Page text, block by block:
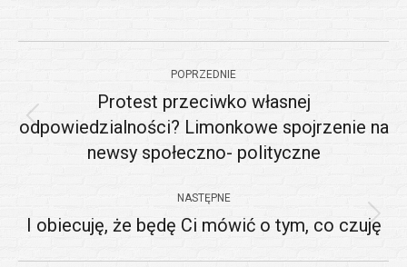
wpisów
POPRZEDNIE
Poprzedni
wpis:
Protest przeciwko własnej
odpowiedzialności? Limonkowe spojrzenie na
newsy społeczno- polityczne
NASTĘPNE
Następny
I obiecuję, że będę Ci mówić o tym, co czuję